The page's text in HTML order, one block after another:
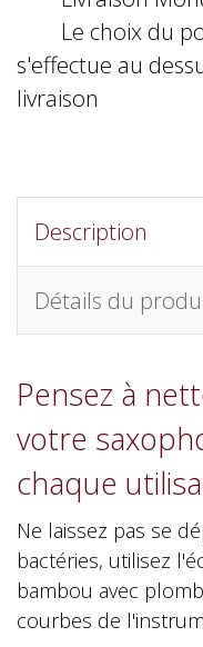
Le choix du
s'effectue au
livraison
Description
Détails du
Pensez à
votre
chaque
Ne laissez pas se
bactéries, utilisez
bambou avec
courbes de